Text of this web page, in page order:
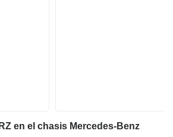
en el chasis Mercedes-Benz